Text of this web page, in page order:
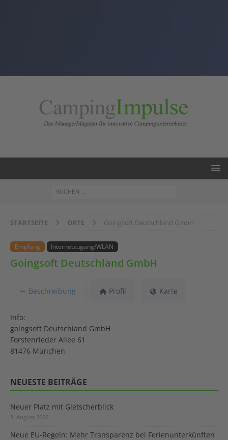
STARTSEITE ORTE Goingsoft Deutschland GmbH
Empfang Internetzugang/WLAN
Goingsoft Deutschland GmbH
Beschreibung Profil Karte
Info:
goingsoft Deutschland GmbH
Forstenrieder Allee 61
81476 München
NEUESTE BEITRÄGE
Neuer Platz mit Gletscherblick
3. August 2026
Neue EU-Regeln: Mehr Transparenz bei Ferienunterkünften